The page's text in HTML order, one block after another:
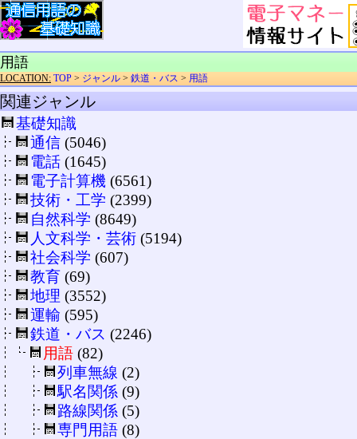
用語
LOCATION: TOP > ジャンル > 鉄道・バス > 用語
関連ジャンル
基礎知識
通信 (5046)
電話 (1645)
電子計算機 (6561)
技術・工学 (2399)
自然科学 (8649)
人文科学・芸術 (5194)
社会科学 (607)
教育 (69)
地理 (3552)
運輸 (595)
鉄道・バス (2246)
用語 (82)
列車無線 (2)
駅名関係 (9)
路線関係 (5)
専門用語 (8)